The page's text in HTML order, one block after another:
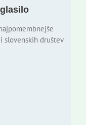
slovenskih društev